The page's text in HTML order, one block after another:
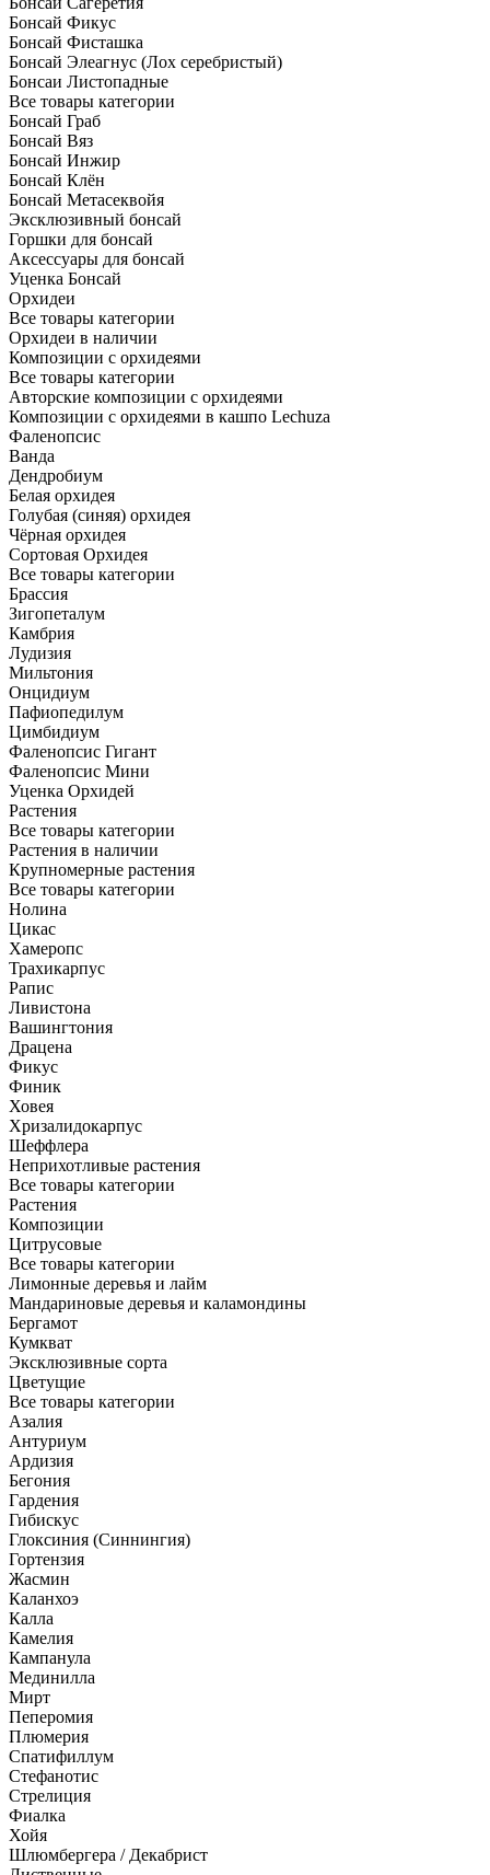
Бонсай Фикус
Бонсай Фисташка
Бонсай Элеагнус (Лох серебристый)
Бонсаи Листопадные
Все товары категории
Бонсай Граб
Бонсай Вяз
Бонсай Инжир
Бонсай Клён
Бонсай Метасеквойя
Эксклюзивный бонсай
Горшки для бонсай
Аксессуары для бонсай
Уценка Бонсай
Орхидеи
Все товары категории
Орхидеи в наличии
Композиции с орхидеями
Все товары категории
Авторские композиции с орхидеями
Композиции с орхидеями в кашпо Lechuza
Фаленопсис
Ванда
Дендробиум
Белая орхидея
Голубая (синяя) орхидея
Чёрная орхидея
Сортовая Орхидея
Все товары категории
Брассия
Зигопеталум
Камбрия
Лудизия
Мильтония
Онцидиум
Пафиопедилум
Цимбидиум
Фаленопсис Гигант
Фаленопсис Мини
Уценка Орхидей
Растения
Все товары категории
Растения в наличии
Крупномерные растения
Все товары категории
Нолина
Цикас
Хамеропс
Трахикарпус
Рапис
Ливистона
Вашингтония
Драцена
Фикус
Финик
Ховея
Хризалидокарпус
Шеффлера
Неприхотливые растения
Все товары категории
Растения
Композиции
Цитрусовые
Все товары категории
Лимонные деревья и лайм
Мандариновые деревья и каламондины
Бергамот
Кумкват
Эксклюзивные сорта
Цветущие
Все товары категории
Азалия
Антуриум
Ардизия
Бегония
Гардения
Гибискус
Глоксиния (Синнингия)
Гортензия
Жасмин
Каланхоэ
Калла
Камелия
Кампанула
Мединилла
Мирт
Пеперомия
Плюмерия
Спатифиллум
Стефанотис
Стрелиция
Фиалка
Хойя
Шлюмбергера / Декабрист